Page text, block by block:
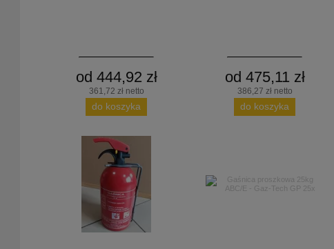
od 444,92 zł
361,72 zł netto
do koszyka
od 475,11 zł
386,27 zł netto
do koszyka